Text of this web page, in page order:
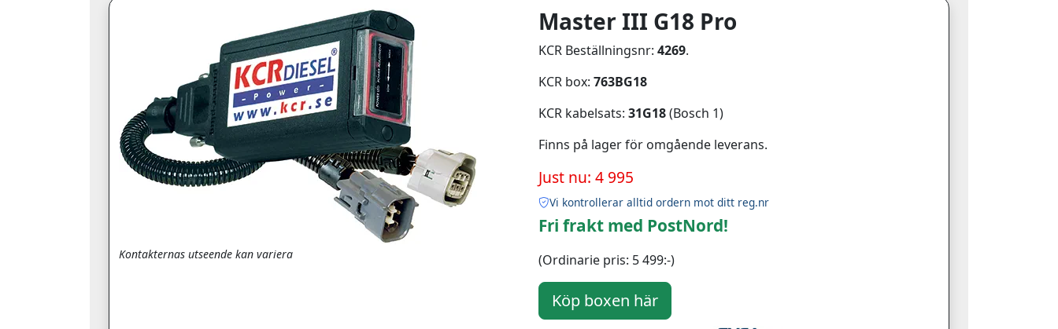
Kontakternas utseende kan variera
Master III G18 Pro
KCR Beställningsnr: 4269.
KCR box: 763BG18
KCR kabelsats: 31G18(Bosch 1)
Finns på lager för omgående leverans.
Just nu: 4 995
Vi kontrollerar alltid ordern mot ditt reg.nr
Fri frakt med PostNord!
(Ordinarie pris: 5 499:-)